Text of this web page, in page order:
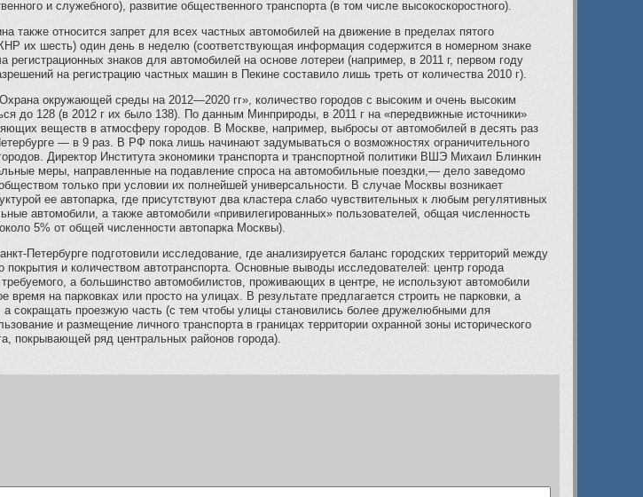
и служебного), развитие общественного транспорта (в том числе высокоскоростного).
также относится запрет для всех частных автомобилей на движение в пределах пятого
КНР их шесть) один день в неделю (соответствующая информация содержится в номерном знаке
регистрационных знаков для автомобилей на основе лотереи (например, в 2011 г, первом году
на регистрацию частных машин в Пекине составило лишь треть от количества 2010 г).
окружающей среды на 2012—2020 гг», количество городов с высоким и очень высоким
до 128 (в 2012 г их было 138). По данным Минприроды, в 2011 г на «передвижные источники»
веществ в атмосферу городов. В Москве, например, выбросы от автомобилей в десять раз
— в 9 раз. В РФ пока лишь начинают задумываться о возможностях ограничительного
Директор Института экономики транспорта и транспортной политики ВШЭ Михаил Блинкин
меры, направленные на подавление спроса на автомобильные поездки,— дело заведомо
только при условии их полнейшей универсальности. В случае Москвы возникает
ее автопарка, где присутствуют два кластера слабо чувствительных к любым регулятивных
автомобили, а также автомобили «привилегированных» пользователей, общая численность
5% от общей численности автопарка Москвы).
Петербурге подготовили исследование, где анализируется баланс городских территорий между
и количеством автотранспорта. Основные выводы исследователей: центр города
а большинство автомобилистов, проживающих в центре, не используют автомобили
на парковках или просто на улицах. В результате предлагается строить не парковки, а
сокращать проезжую часть (с тем чтобы улицы становились более дружелюбными для
и размещение личного транспорта в границах территории охранной зоны исторического
покрывающей ряд центральных районов города).